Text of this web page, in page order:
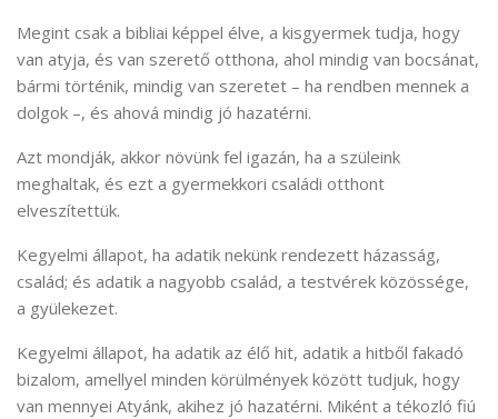
Megint csak a bibliai képpel élve, a kisgyermek tudja, hogy
van atyja, és van szerető otthona, ahol mindig van bocsánat,
bármi történik, mindig van szeretet – ha rendben mennek a
dolgok –, és ahová mindig jó hazatérni.
Azt mondják, akkor növünk fel igazán, ha a szüleink
meghaltak, és ezt a gyermekkori családi otthont
elveszítettük.
Kegyelmi állapot, ha adatik nekünk rendezett házasság,
család; és adatik a nagyobb család, a testvérek közössége,
a gyülekezet.
Kegyelmi állapot, ha adatik az élő hit, adatik a hitből fakadó
bizalom, amellyel minden körülmények között tudjuk, hogy
van mennyei Atyánk, akihez jó hazatérni. Miként a tékozló fiú